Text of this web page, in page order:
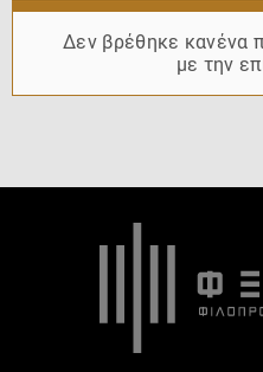
Δεν βρέθηκε κανένα
με την